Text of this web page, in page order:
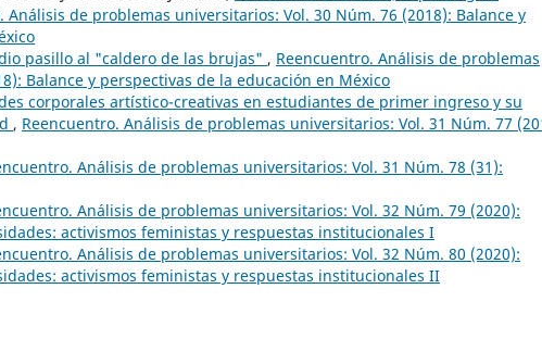
Análisis de problemas universitarios: Vol. 30 Núm. 76 (2018): Balance y
pasillo al "caldero de las brujas" , Reencuentro. Análisis de problemas
Balance y perspectivas de la educación en México
corporales artístico-creativas en estudiantes de primer ingreso y su
, Reencuentro. Análisis de problemas universitarios: Vol. 31 Núm. 77
Análisis de problemas universitarios: Vol. 31 Núm. 78 (31):
Análisis de problemas universitarios: Vol. 32 Núm. 79 (2020):
activismos feministas y respuestas institucionales I
Análisis de problemas universitarios: Vol. 32 Núm. 80 (2020):
activismos feministas y respuestas institucionales II